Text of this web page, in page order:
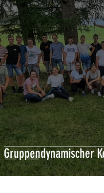
Gruppendynamischer